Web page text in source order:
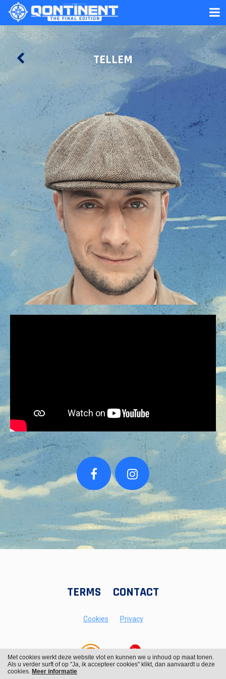
TELLEM
TERMS CONTACT
Cookies Privacy
Met cookies werkt deze website vlot en kunnen we u inhoud op maat tonen.
Als u verder surft of op "Ja, ik accepteer cookies" klikt, dan aanvaardt u deze
cookies. Meer informatie